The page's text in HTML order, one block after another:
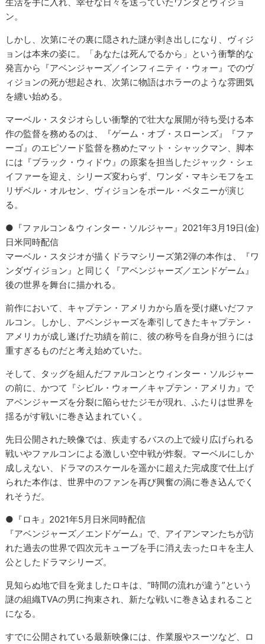
ン。
しかし、次第にその裏に隠された謎が剥き出しになり、ヴィジ
ョンは本来の姿に。「あなたは死んでるから」という衝撃的な
発言から『アベンジャーズ／インフィニティ・ウォー』でのヴ
ィジョンの死が想起され、次第に物語はホラーのような雰囲気
を纏い始める。
マーベル・スタジオらしい衝撃的で壮大な展開が待ち受ける本
作の監督を務めるのは、『ゲーム・オブ・スローンズ』『ファ
ーゴ』のエピソード監督を務めたマット・シャックマン、脚本
には『ブラック・ウィドウ』の原案を担当したジャック・シェ
イファーを迎え、シリーズ変わらず、ワンダ・マキシモフをエ
リザベル・オルセン、ヴィジョンをポール・ベタニーが演じ
る。
●『ファルコン＆ウィンター・ソルジャー』2021年3月19日(金)
日米同時配信
マーベル・スタジオが描くドラマシリーズ第2弾の本作は、『ワ
ンダヴィジョン』と同じく『アベンジャーズ／エンドゲーム』
後の世界を舞台に描かれる。
前作において、キャプテン・アメリカから盾を受け継いだファ
ルコン。しかし、アベンジャーズを牽引してきたキャプテン・
アメリカが成し遂げた功績を前に、彼の称号を自身が担うには
重すぎるものだと考え始めていた。
そして、タッグを組んだファルコンとウィンター・ソルジャー
の前に、かつて『シビル・ウォー／キャプテン・アメリカ』で
アベンジャーズを分裂に陥らせたジモが現れ、ふたりは世界を
揺るがす戦いに巻き込まれていく。
先日公開された映像では、疾走するバスの上で繰り広げられる
戦いやファルコンによる激しい空中戦が炸裂。マーベルにしか
成しえない、ドラマのスケールを遥かに超えた完成度で仕上げ
られた本作は、世界中のファンを再び興奮の渦に巻き込んでく
れそうだ。
●『ロキ』2021年5月日米同時配信
『アベンジャーズ／エンドゲーム』で、アイアンマンたちが訪
れた過去の世界で四次元キューブを手に消え去ったロキを主人
公としたドラマシリーズ。
見知らぬ地で目を覚ましたロキは、“時間の流れが違う”という
謎の組織TVAの男に拘束され、新たな戦いに巻き込まれること
になる。
すでに公開されている最新映像には、作業服やスーツなど、ロ